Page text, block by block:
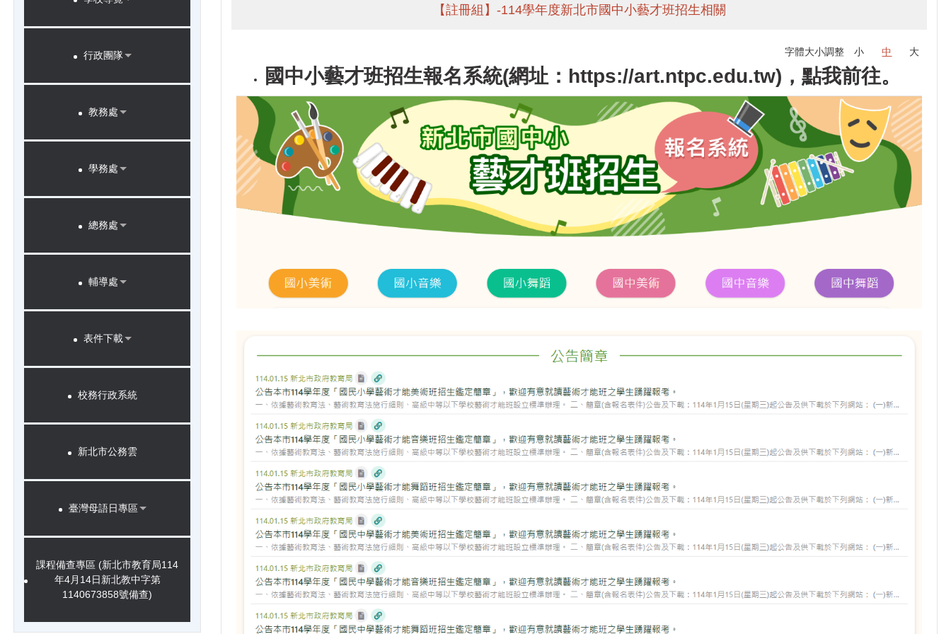
行政團隊
教務處
學務處
總務處
輔導處
表件下載
校務行政系統
新北市公務雲
臺灣母語日專區
課程備查專區 (新北市教育局114
年4月14日新北教中字第
1140673858號備查)
【註冊組】-114學年度新北市國中小藝才班招生相關
字體大小調整 小 中 大
國中小藝才班招生報名系統(網址：https://art.ntpc.edu.tw)，點我前往。